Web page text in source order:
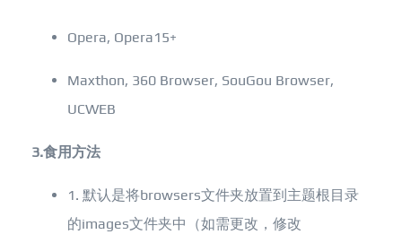
Opera, Opera15+
Maxthon, 360 Browser, SouGou Browser,
UCWEB
3.食用方法
1. 默认是将browsers文件夹放置到主题根目录
的images文件夹中（如需更改，修改